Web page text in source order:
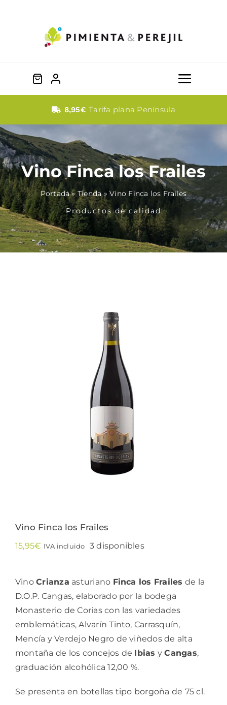
Toggle
Dulces
Fabada
Embutidos
Bebidas
8,95€Tarifa plana Península
Vino Finca los Frailes
Portada»Tienda»Vino Finca los Frailes
Productos de calidad
Vino Finca los Frailes
15,95€ IVA incluido 3 disponibles
VinoCrianza asturiano Finca los Frailes de la
D.O.P. Cangas, elaborado por la bodega
Monasterio de Corias con las variedades
emblemáticas, Alvarín Tinto, Carrasquín,
Mencía y Verdejo Negro de viñedos de alta
montaña de los concejos de Ibias yCangas,
graduación alcohólica 12,00 %.
Se presenta en botellas tipo borgoña de 75 cl.